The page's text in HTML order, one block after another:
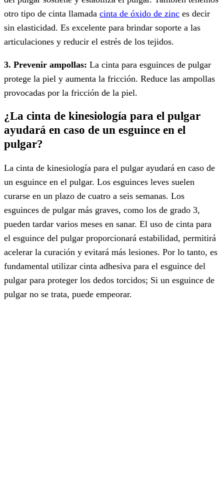
otro tipo de cinta llamada cinta de óxido de zinc es decir
sin elasticidad. Es excelente para brindar soporte a las
articulaciones y reducir el estrés de los tejidos.
3. Prevenir ampollas: La cinta para esguinces de pulgar
protege la piel y aumenta la fricción. Reduce las ampollas
provocadas por la fricción de la piel.
¿La cinta de kinesiología para el pulgar
ayudará en caso de un esguince en el
pulgar?
La cinta de kinesiología para el pulgar ayudará en caso de
un esguince en el pulgar. Los esguinces leves suelen
curarse en un plazo de cuatro a seis semanas. Los
esguinces de pulgar más graves, como los de grado 3,
pueden tardar varios meses en sanar. El uso de cinta para
el esguince del pulgar proporcionará estabilidad, permitirá
acelerar la curación y evitará más lesiones. Por lo tanto, es
fundamental utilizar cinta adhesiva para el esguince del
pulgar para proteger los dedos torcidos; Si un esguince de
pulgar no se trata, puede empeorar.